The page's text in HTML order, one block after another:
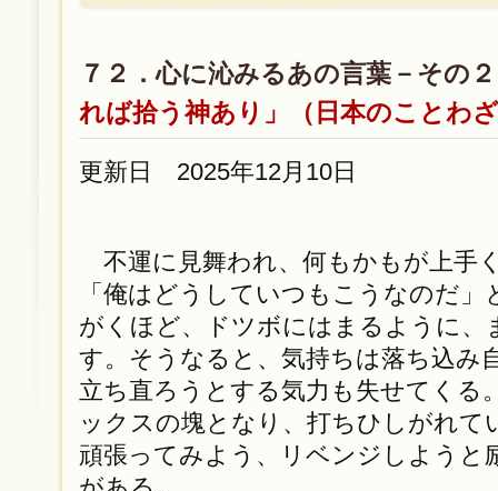
７２．心に沁みるあの言葉－その
れば拾う神あり」（日本のことわ
更新日 2025年12月10日
不運に見舞われ、何もかもが上手
「俺はどうしていつもこうなのだ
がくほど、ドツボにはまるように、
す。そうなると、気持ちは落ち込み
立ち直ろうとする気力も失せてくる
ックスの塊となり、打ちひしがれて
頑張ってみよう、リベンジしようと